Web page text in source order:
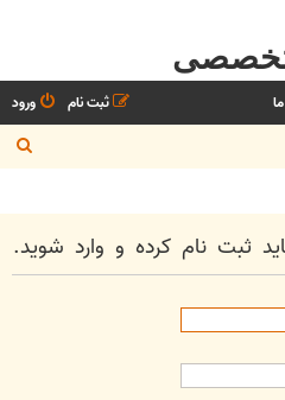
تخصصی
ورود
ثبت نام
س
و
ثبت نام کرده و وارد شوید.